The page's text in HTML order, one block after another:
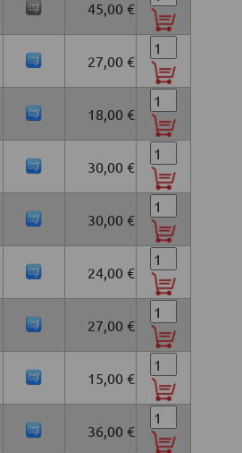
45,00 €
27,00 €
18,00 €
30,00 €
30,00 €
24,00 €
27,00 €
15,00 €
36,00 €